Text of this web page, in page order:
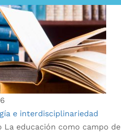
6
e interdisciplinariedad
La educación como campo